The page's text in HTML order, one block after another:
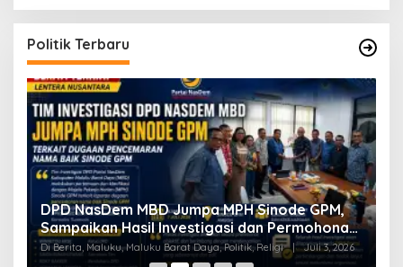
Politik Terbaru
DPD NasDem MBD Jumpa MPH Sinode GPM,
Sampaikan Hasil Investigasi dan Permohonan
Maaf
Di Berita, Maluku, Maluku Barat Daya, Politik, Religi Juli 3, 2026